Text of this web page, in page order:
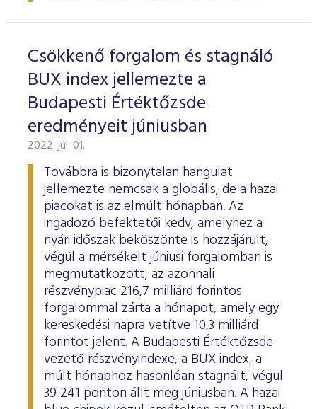
Csökkenő forgalom és stagnáló
BUX index jellemezte a
Budapesti Értéktőzsde
eredményeit júniusban
2022. júl. 01.
Továbbra is bizonytalan hangulat
jellemezte nemcsak a globális, de a hazai
piacokat is az elmúlt hónapban. Az
ingadozó befektetői kedv, amelyhez a
nyári időszak beköszönte is hozzájárult,
végül a mérsékelt júniusi forgalomban is
megmutatkozott, az azonnali
részvénypiac 216,7 milliárd forintos
forgalommal zárta a hónapot, amely egy
kereskedési napra vetítve 10,3 milliárd
forintot jelent. A Budapesti Értéktőzsde
vezető részvényindexe, a BUX index, a
múlt hónaphoz hasonlóan stagnált, végül
39 241 ponton állt meg júniusban. A hazai